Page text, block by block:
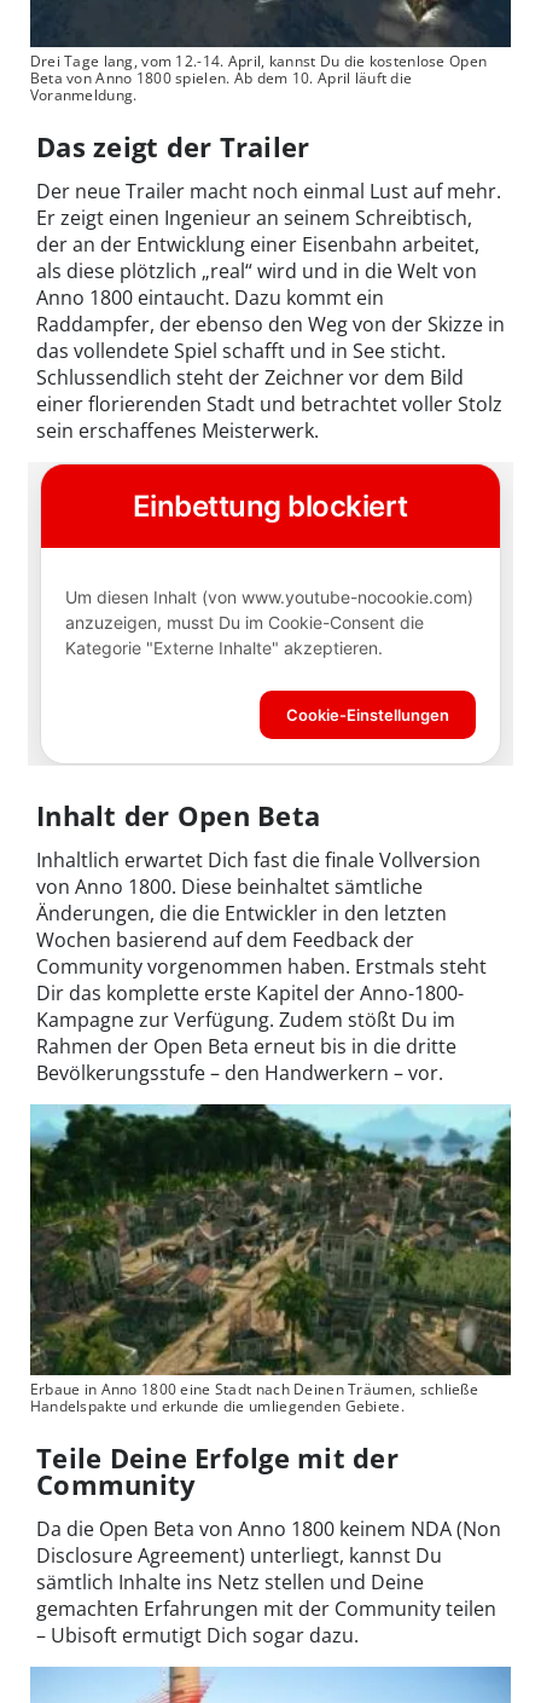
Drei Tage lang, vom 12.-14. April, kannst Du die kostenlose Open
Beta von Anno 1800 spielen. Ab dem 10. April läuft die
Voranmeldung.
Das zeigt der Trailer
Der neue Trailer macht noch einmal Lust auf mehr.
Er zeigt einen Ingenieur an seinem Schreibtisch,
der an der Entwicklung einer Eisenbahn arbeitet,
als diese plötzlich „real“ wird und in die Welt von
Anno 1800 eintaucht. Dazu kommt ein
Raddampfer, der ebenso den Weg von der Skizze in
das vollendete Spiel schafft und in See sticht.
Schlussendlich steht der Zeichner vor dem Bild
einer florierenden Stadt und betrachtet voller Stolz
sein erschaffenes Meisterwerk.
Inhalt der Open Beta
Inhaltlich erwartet Dich fast die finale Vollversion
von Anno 1800. Diese beinhaltet sämtliche
Änderungen, die die Entwickler in den letzten
Wochen basierend auf dem Feedback der
Community vorgenommen haben. Erstmals steht
Dir das komplette erste Kapitel der Anno-1800-
Kampagne zur Verfügung. Zudem stößt Du im
Rahmen der Open Beta erneut bis in die dritte
Bevölkerungsstufe – den Handwerkern – vor.
Erbaue in Anno 1800 eine Stadt nach Deinen Träumen, schließe
Handelspakte und erkunde die umliegenden Gebiete.
Teile Deine Erfolge mit der
Community
Da die Open Beta von Anno 1800 keinem NDA (Non
Disclosure Agreement) unterliegt, kannst Du
sämtlich Inhalte ins Netz stellen und Deine
gemachten Erfahrungen mit der Community teilen
– Ubisoft ermutigt Dich sogar dazu.